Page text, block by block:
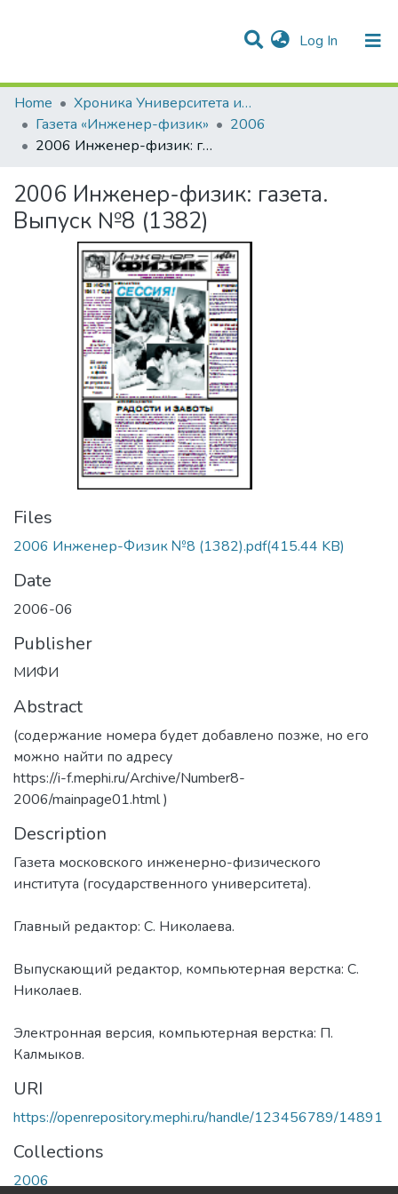
Log In (current)
Communities & Collections
Statistics
All of DSpace
Home
Хроника Университета и упоминания в СМИ
Газета «Инженер-физик»
2006
2006 Инженер-физик: газета. Выпуск №8 (1382)
2006 Инженер-физик: газета.
Выпуск №8 (1382)
Files
2006 Инженер-Физик №8 (1382).pdf(415.44 KB)
Date
2006-06
Publisher
МИФИ
Abstract
(содержание номера будет добавлено позже, но его
можно найти по адресу
https://i-f.mephi.ru/Archive/Number8-
2006/mainpage01.html )
Description
Газета московского инженерно-физического
института (государственного университета).
Главный редактор: С. Николаева.
Выпускающий редактор, компьютерная верстка: С.
Николаев.
Электронная версия, компьютерная верстка: П.
Калмыков.
URI
https://openrepository.mephi.ru/handle/123456789/14891
Collections
2006